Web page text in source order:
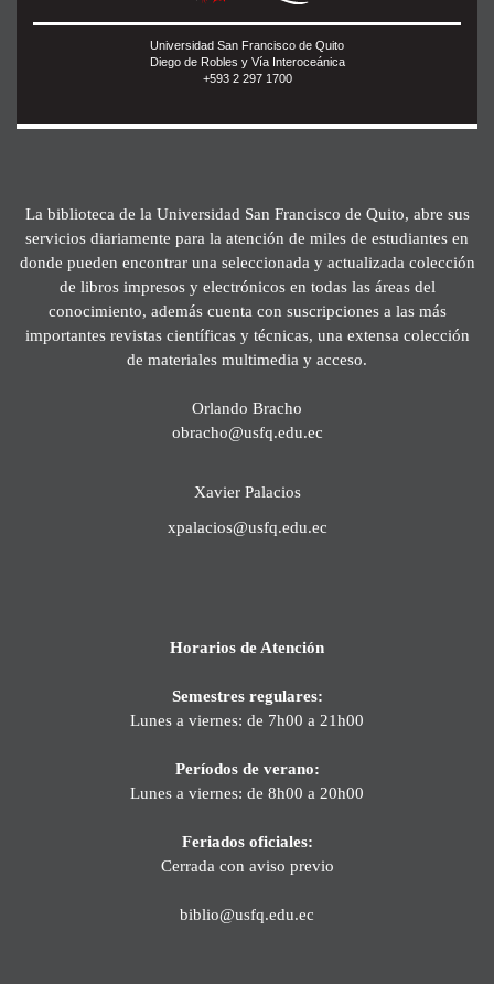
Universidad San Francisco de Quito
Diego de Robles y Vía Interoceánica
+593 2 297 1700
La biblioteca de la Universidad San Francisco de Quito, abre sus
servicios diariamente para la atención de miles de estudiantes en
donde pueden encontrar una seleccionada y actualizada colección
de libros impresos y electrónicos en todas las áreas del
conocimiento, además cuenta con suscripciones a las más
importantes revistas científicas y técnicas, una extensa colección
de materiales multimedia y acceso.
Orlando Bracho
obracho@usfq.edu.ec
Xavier Palacios
xpalacios@usfq.edu.ec
Horarios de Atención
Semestres regulares:
Lunes a viernes: de 7h00 a 21h00
Períodos de verano:
Lunes a viernes: de 8h00 a 20h00
Feriados oficiales:
Cerrada con aviso previo
biblio@usfq.edu.ec